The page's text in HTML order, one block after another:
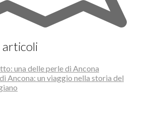
articoli
una delle perle di Ancona
Ancona: un viaggio nella storia del